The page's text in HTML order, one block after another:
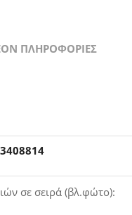
ΠΛΗΡΟΦΟΡΊΕΣ
σε σειρά (βλ.φώτο):